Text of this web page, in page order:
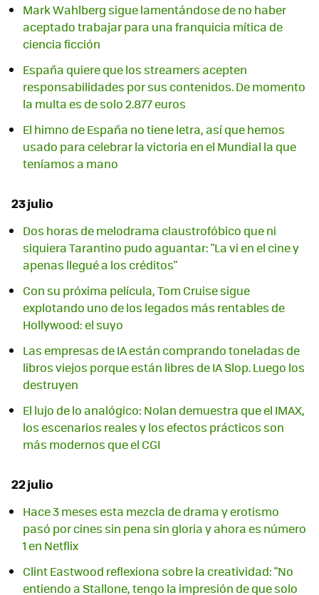
Mark Wahlberg sigue lamentándose de no haber
aceptado trabajar para una franquicia mítica de
ciencia ficción
España quiere que los streamers acepten
responsabilidades por sus contenidos. De momento
la multa es de solo 2.877 euros
El himno de España no tiene letra, así que hemos
usado para celebrar la victoria en el Mundial la que
teníamos a mano
23 julio
Dos horas de melodrama claustrofóbico que ni
siquiera Tarantino pudo aguantar: "La vi en el cine y
apenas llegué a los créditos"
Con su próxima película, Tom Cruise sigue
explotando uno de los legados más rentables de
Hollywood: el suyo
Las empresas de IA están comprando toneladas de
libros viejos porque están libres de IA Slop. Luego los
destruyen
El lujo de lo analógico: Nolan demuestra que el IMAX,
los escenarios reales y los efectos prácticos son
más modernos que el CGI
22 julio
Hace 3 meses esta mezcla de drama y erotismo
pasó por cines sin pena sin gloria y ahora es número
1 en Netflix
Clint Eastwood reflexiona sobre la creatividad: "No
entiendo a Stallone, tengo la impresión de que solo